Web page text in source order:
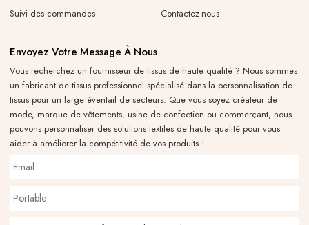
Suivi des commandes
Contactez-nous
Envoyez Votre Message À Nous
Vous recherchez un fournisseur de tissus de haute qualité ? Nous sommes
un fabricant de tissus professionnel spécialisé dans la personnalisation de
tissus pour un large éventail de secteurs. Que vous soyez créateur de
mode, marque de vêtements, usine de confection ou commerçant, nous
pouvons personnaliser des solutions textiles de haute qualité pour vous
aider à améliorer la compétitivité de vos produits !